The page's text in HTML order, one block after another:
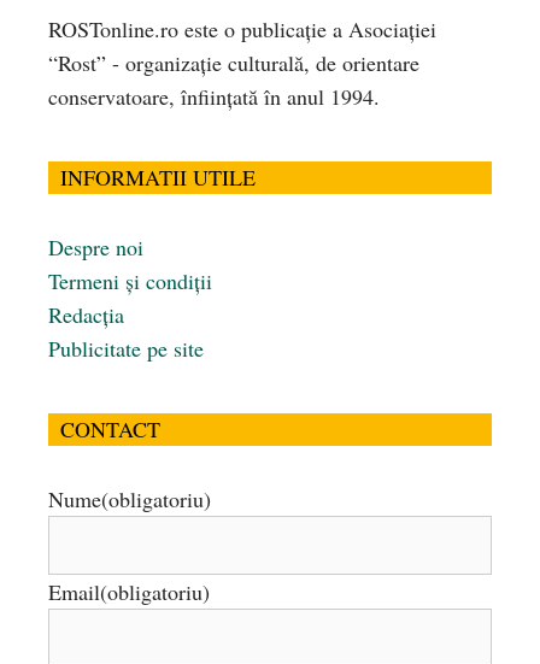
ROSTonline.ro este o publicaţie a Asociaţiei
“Rost” - organizaţie culturală, de orientare
conservatoare, înfiinţată în anul 1994.
INFORMATII UTILE
Despre noi
Termeni și condiții
Redacția
Publicitate pe site
CONTACT
Nume(obligatoriu)
Email(obligatoriu)